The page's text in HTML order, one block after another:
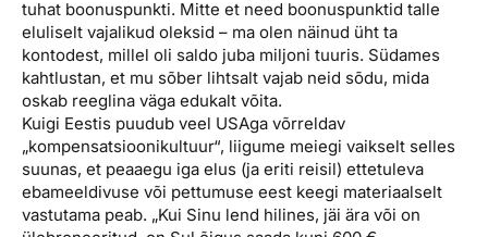
tuhat boonuspunkti. Mitte et need boonuspunktid talle
eluliselt vajalikud oleksid – ma olen näinud üht ta
kontodest, millel oli saldo juba miljoni tuuris. Südames
kahtlustan, et mu sõber lihtsalt vajab neid sõdu, mida
oskab reeglina väga edukalt võita.
Kuigi Eestis puudub veel USAga võrreldav
„kompensatsioonikultuur“, liigume meiegi vaikselt selles
suunas, et peaaegu iga elus (ja eriti reisil) ettetuleva
ebameeldivuse või pettumuse eest keegi materiaalselt
vastutama peab. „Kui Sinu lend hilines, jäi ära või on